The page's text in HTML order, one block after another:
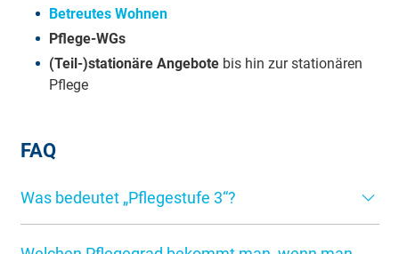
Betreutes Wohnen
Pflege-WGs
(Teil-)stationäre Angebotebis hin zur stationären
Pflege
FAQ
Was bedeutet „Pflegestufe 3“?